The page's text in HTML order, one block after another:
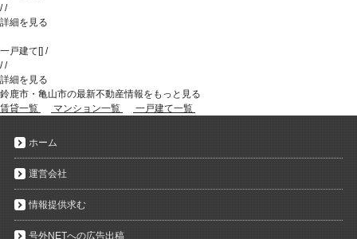
//
詳細を見る
一戸建て [] /
//
詳細を見る
鈴鹿市・亀山市の最新不動産情報をもっと見る
賃貸一覧
マンション一覧 一戸建て一覧
ホーム
運営会社
情報提供求む
号外NETへの広告出稿